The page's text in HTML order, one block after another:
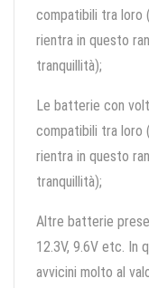
compatibili tra loro
rientra in questo
tranquillità);
Le batterie con
compatibili tra loro
rientra in questo
tranquillità);
Altre batterie
12.3V, 9.6V etc. In
avvicini molto al